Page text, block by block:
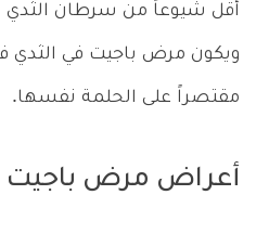
أقل شيوعاً من سرطان الثدي
ويكون مرض باجيت في الثدي
مقتصراً على الحلمة نفسها.
أعراض مرض باجيت